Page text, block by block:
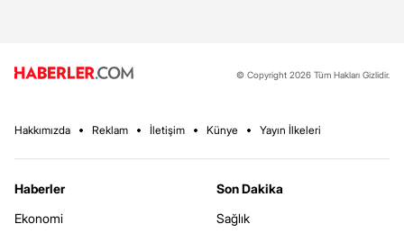
© Copyright 2026 Tüm Hakları Gizlidir.
Hakkımızda Reklam İletişim Künye Yayın İlkeleri
Haberler
Ekonomi
Son Dakika
Sağlık